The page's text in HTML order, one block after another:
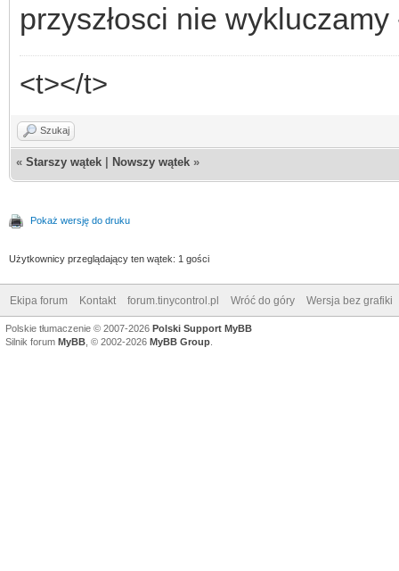
przyszłosci nie
<t></t>
Szukaj
« Starszy wątek Nowszy wątek »
Pokaż wersję do druku
Użytkownicy przeglądający ten wątek: 1 gości
Ekipa forum Kontakt forum.tinycontrol.pl Wróć do góry Wersja bez grafiki
Polskie tłumaczenie © 2007-2026 Polski Support MyBB
Silnik forum MyBB , © 2002-2026 MyBB Group